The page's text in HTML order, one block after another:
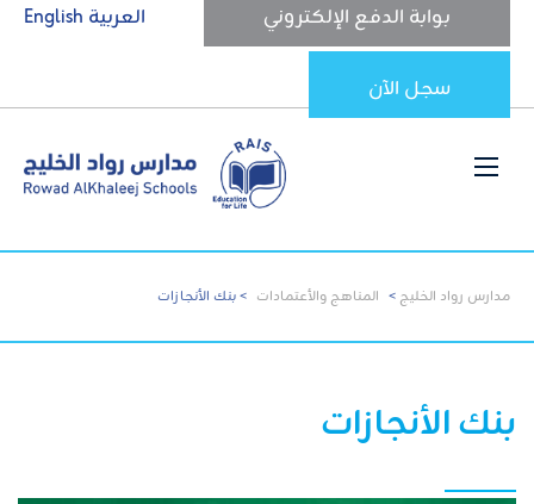
بوابة الدفع الإلكتروني
سجل الآن
العربية English
مدارس رواد الخليج > المناهج والأعتمادات >بنك الأنجازات
بنك الأنجازات